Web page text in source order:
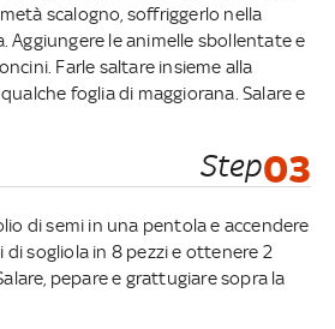
scalogno, soffriggerlo nella
Aggiungere le animelle sbollentate e
Farle saltare insieme alla
foglia di maggiorana. Salare e
Step03
di semi in una pentola e accendere
sogliola in 8 pezzi e ottenere 2
pepare e grattugiare sopra la